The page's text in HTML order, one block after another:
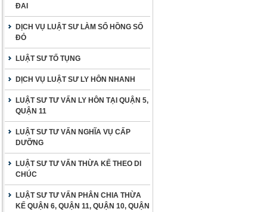
ĐAI
DỊCH VỤ LUẬT SƯ LÀM SỔ HỒNG SỔ
ĐỎ
LUẬT SƯ TỐ TỤNG
DỊCH VỤ LUẬT SƯ LY HÔN NHANH
LUẬT SƯ TƯ VẤN LY HÔN TẠI QUẬN 5,
QUẬN 11
LUẬT SƯ TƯ VẤN NGHĨA VỤ CẤP
DƯỠNG
LUẬT SƯ TƯ VẤN THỪA KẾ THEO DI
CHÚC
LUẬT SƯ TƯ VẤN PHÂN CHIA THỪA
KẾ QUẬN 6, QUẬN 11, QUẬN 10, QUẬN